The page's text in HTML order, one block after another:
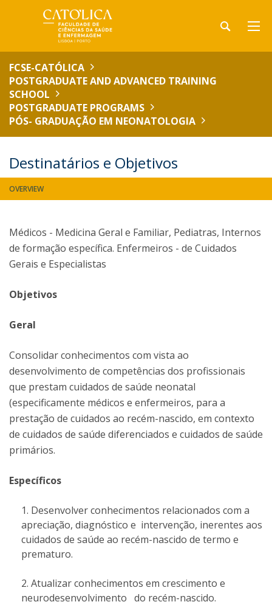
FCSE-CATÓLICA
POSTGRADUATE AND ADVANCED TRAINING
SCHOOL
POSTGRADUATE PROGRAMS
PÓS- GRADUAÇÃO EM NEONATOLOGIA
Destinatários e Objetivos
OVERVIEW
Médicos - Medicina Geral e Familiar, Pediatras, Internos
de formação específica. Enfermeiros - de Cuidados
Gerais e Especialistas
Objetivos
Geral
Consolidar conhecimentos com vista ao
desenvolvimento de competências dos profissionais
que prestam cuidados de saúde neonatal
(especificamente médicos e enfermeiros, para a
prestação de cuidados ao recém-nascido, em contexto
de cuidados de saúde diferenciados e cuidados de saúde
primários.
Específicos
Desenvolver conhecimentos relacionados com a
apreciação, diagnóstico e intervenção, inerentes aos
cuidados de saúde ao recém-nascido de termo e
prematuro.
Atualizar conhecimentos em crescimento e
neurodesenvolvimento do recém-nascido.